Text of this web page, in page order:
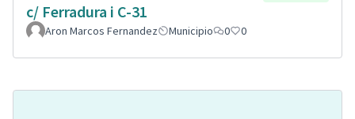
c/ Ferradura i C-31
Aron Marcos Fernandez Municipio 0 0